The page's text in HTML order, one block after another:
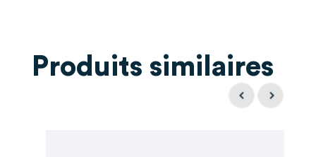
Produits similaires